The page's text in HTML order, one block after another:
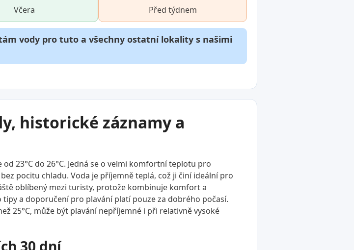
Včera Před týdnem
vody pro tuto a všechny ostatní lokality s našimi
historické záznamy a
23°C do 26°C. Jedná se o velmi komfortní teplotu pro
pocitu chladu. Voda je příjemně teplá, což ji činí ideální pro
oblíbený mezi turisty, protože kombinuje komfort a
a doporučení pro plavání platí pouze za dobrého počasí.
25°C, může být plavání nepříjemné i při relativně vysoké
30 dní